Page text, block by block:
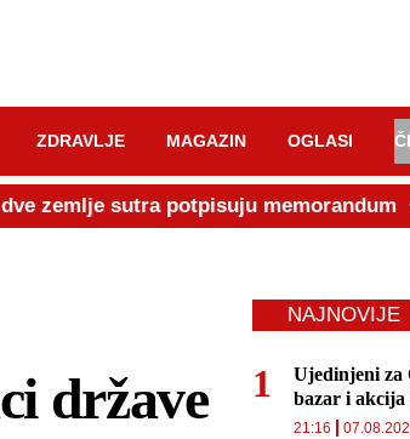
ZDRAVLJE MAGAZIN OGLASI
sutra potpisuju memorandum
države
NAJNOVIJE
Ujedinjeni
bazar i akcija
21:16